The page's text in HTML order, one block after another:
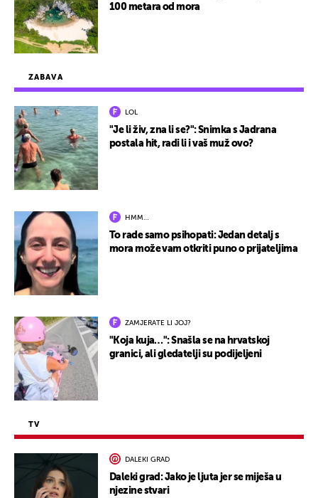
ZABAVA
LOL
"Je li živ, zna li se?": Snimka s Jadrana
postala hit, radi li i vaš muž ovo?
HMM…
To rade samo psihopati: Jedan detalj s
mora može vam otkriti puno o prijateljima
ZAMJERATE LI JOJ?
"Koja kuja…": Snašla se na hrvatskoj
granici, ali gledatelji su podijeljeni
TV
DALEKI GRAD
Daleki grad: Jako je ljuta jer se miješa u
njezine stvari
100 metara od mora